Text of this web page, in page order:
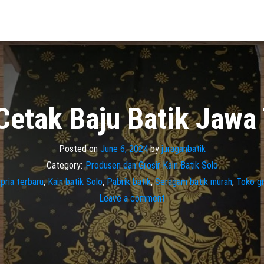
Baju Batik
Posted on June 6, 2024byjuraganbatik
Category: Produsen dan Grosir Kain Batik Solo
terbaru,Kain batik Solo,Pabrik batik,Seragam batik murah, Toko
Leave a comment